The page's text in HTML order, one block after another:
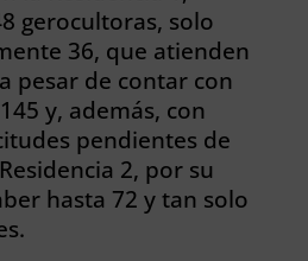
gerocultoras, solo
36, que atienden
pesar de contar con
y, además, con
pendientes de
2, por su
hasta 72 y tan solo